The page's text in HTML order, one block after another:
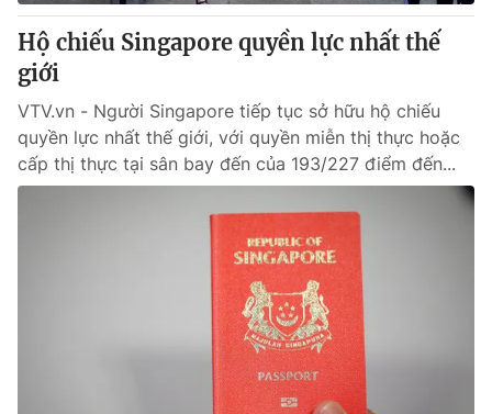
Hộ chiếu Singapore quyền lực nhất thế
giới
VTV.vn - Người Singapore tiếp tục sở hữu hộ chiếu
quyền lực nhất thế giới, với quyền miễn thị thực hoặc
cấp thị thực tại sân bay đến của 193/227 điểm đến...